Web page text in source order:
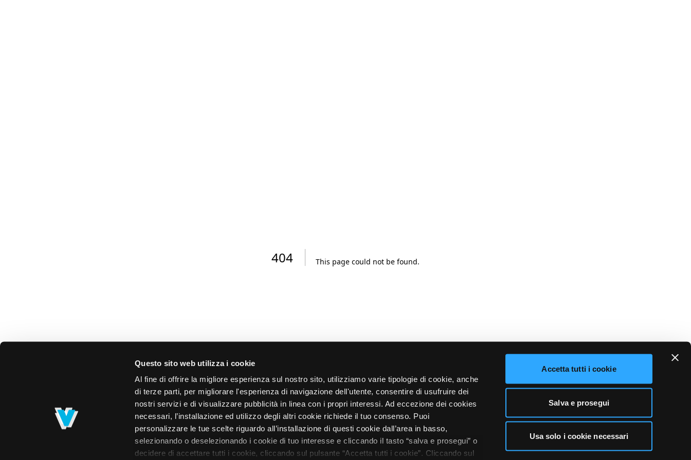
Questo sito web utilizza i cookie
Al fine di offrire la migliore esperienza sul nostro sito, utilizziamo varie tipologie di cookie, anche
di terze parti, per migliorare l'esperienza di navigazione dell'utente, consentire di usufruire dei
nostri servizi e di visualizzare pubblicità in linea con i propri interessi. Ad eccezione dei cookies
necessari, l’installazione ed utilizzo degli altri cookie richiede il tuo consenso. Puoi
personalizzare le tue scelte riguardo all’installazione di questi cookie dall’area in basso,
selezionando o deselezionando i cookie di tuo interesse e cliccando il tasto “salva e prosegui” o
decidere di accettare tutti i cookie, cliccando sul pulsante “Accetta tutti i cookie”. Cliccando sul
Accetta tutti i cookie
Salva e prosegui
Usa solo i cookie necessari
404 This page could not be found.